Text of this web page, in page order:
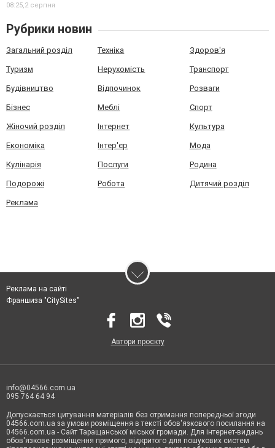
08:25,2 серпня
Рубрики новин
Загальний розділ Техніка Здоров'я
Туризм Нерухомість Транспорт
Будівництво Відпочинок Розваги
Бізнес Меблі Спорт
Жіночий розділ Інтернет Культура
Економіка Інтер'єр Мода
Кулінарія Послуги Родина
Подорожі Робота Дитячий розділ
Реклама
Реклама на сайті
Франшиза "CitySites"
Автори проєкту
info@04566.com.ua
095 764 64 94
Допускається цитування матеріалів без отримання попередньої згоди
04566.com.ua за умови розміщення в тексті обов'язкового посилання на
04566.com.ua - Cайт Таращанської міської громади. Для інтернет-видань
обов'язкове розміщення прямого, відкритого для пошукових систем